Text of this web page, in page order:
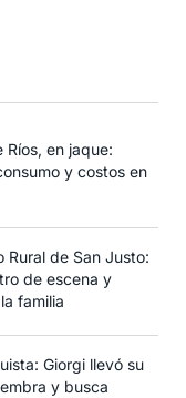
en jaque:
y costos en
Rural de San Justo:
de escena y
familia
Giorgi llevó su
y busca